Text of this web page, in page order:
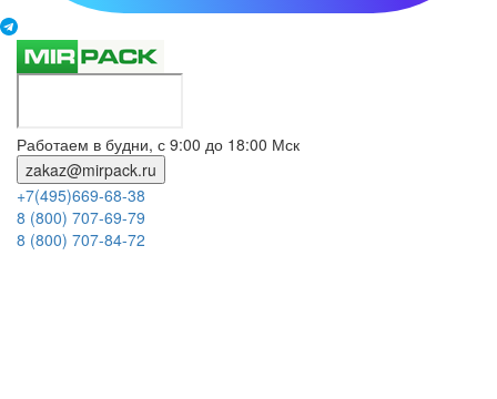
Работаем в будни, с 9:00 до 18:00 Мск
zakaz@mirpack.ru
+7(495)669-68-38
8 (800) 707-69-79
8 (800) 707-84-72